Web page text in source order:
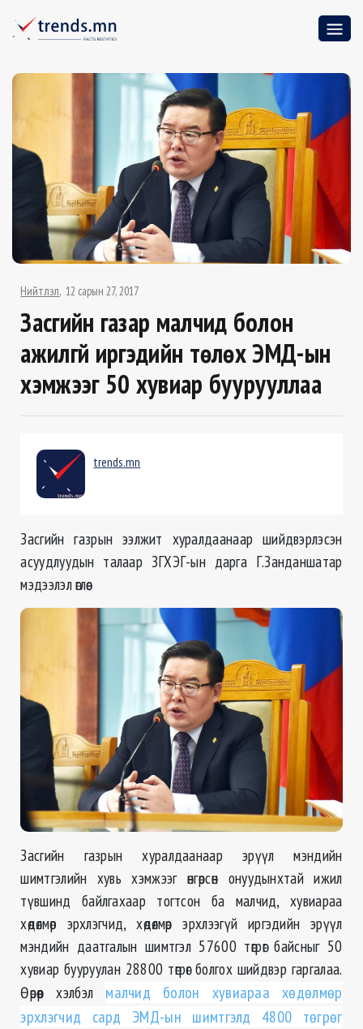
Нийтлэл 12 сарын 27, 2017
Засгийн газар малчид болон
ажилгүй иргэдийн төлөх ЭМД-ын
хэмжээг 50 хувиар буурууллаа
trends.mn
Засгийн газрын ээлжит хуралдаанаар шийдвэрлэсэн
асуудлуудын талаар ЗГХЭГ-ын дарга Г.Занданшатар
мэдээлэл өглөө.
Засгийн газрын хуралдаанаар эрүүл мэндийн
шимтгэлийн хувь хэмжээг өнгөрсөн онуудынхтай ижил
түвшинд байлгахаар тогтсон ба малчид, хувиараа
хөдөлмөр эрхлэгчид, хөдөлмөр эрхлээгүй иргэдийн эрүүл
мэндийн даатгалын шимтгэл 57600 төгрөг байсныг 50
хувиар бууруулан 28800 төгрөг болгох шийдвэр гаргалаа.
Өөрөөр хэлбэл малчид болон хувиараа хөдөлмөр
эрхлэгчид сард ЭМД-ын шимтгэлд 4800 төгрөг